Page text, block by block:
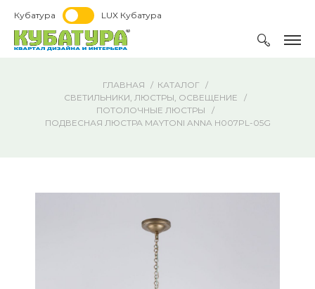
Кубатура LUX Кубатура
ГЛАВНАЯ
КАТАЛОГ
СВЕТИЛЬНИКИ, ЛЮСТРЫ, ОСВЕЩЕНИЕ
ПОТОЛОЧНЫЕ ЛЮСТРЫ
ПОДВЕСНАЯ ЛЮСТРА MAYTONI ANNA H007PL-05G